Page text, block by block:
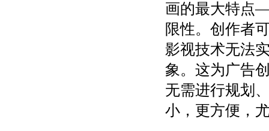
画的最大特点
限性。创作者
影视技术无法
象。这为广告
无需进行规划
小，更方便，